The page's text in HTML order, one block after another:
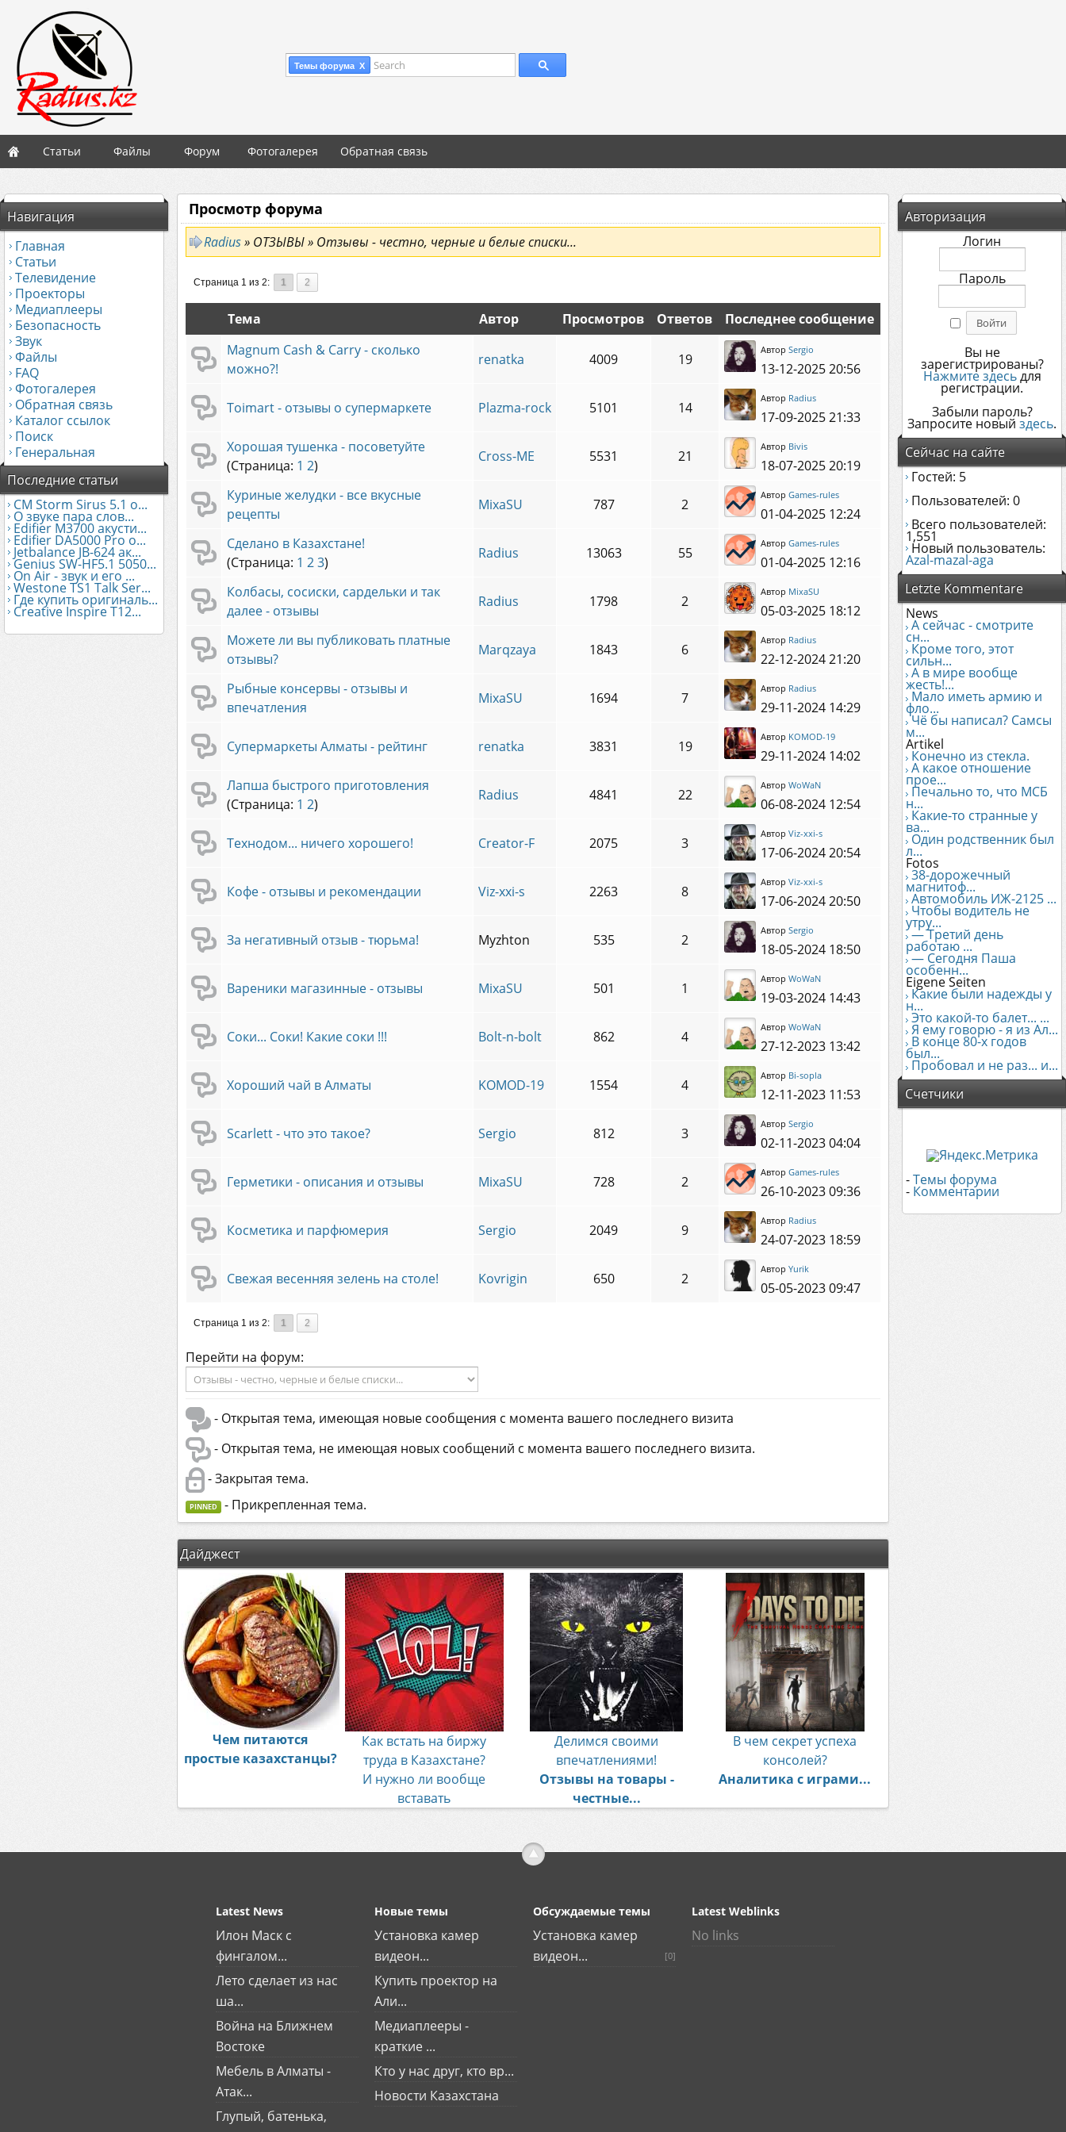
Темы форума X Search
Статьи Файлы Форум Фотогалерея Обратная связь
Навигация
Главная
Статьи
Телевидение
Проекторы
Медиаплееры
Безопасность
Звук
Файлы
FAQ
Фотогалерея
Обратная связь
Каталог ссылок
Поиск
Генеральная
Последние статьи
CM Storm Sirus 5.1 о...
О звуке пара слов...
Edifier М3700 акусти...
Edifier DA5000 Pro о...
Jetbalance JB-624 ак...
Genius SW-HF5.1 5050...
On Air - звук и его ...
Westone TS1 Talk Ser...
Где купить оригиналь...
Creative Inspire T12...
Авторизация
Логин
Пароль
Вы не
зарегистрированы?
Нажмите здесьдля
регистрации.
Забыли пароль?
Запросите новый здесь.
Сейчас на сайте
Гостей: 5
Пользователей: 0
Всего пользователей:
1,551
Новый пользователь:
Azal-mazal-aga
Letzte Kommentare
News
А сейчас - смотрите
сн...
Кроме того, этот
сильн...
А в мире вообще
жесть!...
Мало иметь армию и
фло...
Чё бы написал? Самсы
м...
Artikel
Конечно из стекла.
А какое отношение
прое...
Печально то, что МСБ
н...
Какие-то странные у
ва...
Один родственник был
л...
Fotos
38-дорожечный
магнитоф...
Автомобиль ИЖ-2125 ...
Чтобы водитель не
утру...
— Третий день
работаю ...
— Сегодня Паша
особенн...
Eigene Seiten
Какие были надежды у
н...
Это какой-то балет... ...
Я ему говорю - я из Ал...
В конце 80-х годов
был...
Пробовал и не раз... и...
Счетчики
-Темы форума
- Комментарии
Просмотр форума
Radius» ОТЗЫВЫ » Отзывы - честно, черные и белые списки...
Страница 1 из 2: 1 2
Тема Автор Просмотров Ответов
Последнее сообщение
Magnum Cash & Carry - сколько
можно?!
renatka 4009 19
Автор Sergio
13-12-2025 20:56
Toimart - отзывы о супермаркете Plazma-rock 5101 14
Автор Radius
17-09-2025 21:33
Хорошая тушенка - посоветуйте
(Страница: 1 2)
Cross-ME 5531 21
Автор Bivis
18-07-2025 20:19
Куриные желудки - все вкусные
рецепты
MixaSU 787 2
Автор Games-rules
01-04-2025 12:24
Сделано в Казахстане!
(Страница: 1 23)
Radius 13063 55
Автор Games-rules
01-04-2025 12:16
Колбасы, сосиски, сардельки и так
далее - отзывы
Radius 1798 2
Автор MixaSU
05-03-2025 18:12
Можете ли вы публиковать платные
отзывы?
Marqzaya 1843 6
Автор Radius
22-12-2024 21:20
Рыбные консервы - отзывы и
впечатления
MixaSU 1694 7
Автор Radius
29-11-2024 14:29
Супермаркеты Алматы - рейтинг renatka 3831 19
Автор KOMOD-19
29-11-2024 14:02
Лапша быстрого приготовления
(Страница: 1 2)
Radius 4841 22
Автор WoWaN
06-08-2024 12:54
Технодом... ничего хорошего! Creator-F 2075 3
Автор Viz-xxi-s
17-06-2024 20:54
Кофе - отзывы и рекомендации Viz-xxi-s 2263 8
Автор Viz-xxi-s
17-06-2024 20:50
За негативный отзыв - тюрьма! Myzhton 535 2
Автор Sergio
18-05-2024 18:50
Вареники магазинные - отзывы MixaSU 501 1
Автор WoWaN
19-03-2024 14:43
Соки... Соки! Какие соки !!! Bolt-n-bolt 862 4
Автор WoWaN
27-12-2023 13:42
Хороший чай в Алматы KOMOD-19 1554 4
Автор Bi-sopla
12-11-2023 11:53
Scarlett - что это такое? Sergio 812 3
Автор Sergio
02-11-2023 04:04
Герметики - описания и отзывы MixaSU 728 2
Автор Games-rules
26-10-2023 09:36
Косметика и парфюмерия Sergio 2049 9
Автор Radius
24-07-2023 18:59
Свежая весенняя зелень на столе! Kovrigin 650 2
Автор Yurik
05-05-2023 09:47
Страница 1 из 2: 1 2
Перейти на форум:
- Открытая тема, имеющая новые сообщения с момента вашего последнего визита
- Открытая тема, не имеющая новых сообщений с момента вашего последнего визита.
- Закрытая тема.
PINNED - Прикрепленная тема.
Дайджест
Чем питаются
простые казахстанцы?
Как встать на биржу
труда в Казахстане?
И нужно ли вообще
вставать
Делимся своими
впечатлениями!
Отзывы на товары -
честные...
В чем секрет успеха
консолей?
Аналитика с играми...
Latest News
Илон Маск с
фингалом...
Лето сделает из нас
ша...
Война на Ближнем
Востоке
Мебель в Алматы -
Атак...
Глупый, батенька,
Новые темы
Установка камер
видеон...
Купить проектор на
Али...
Медиаплееры -
краткие ...
Кто у нас друг, кто вр...
Новости Казахстана
Обсуждаемые темы
Установка камер
видеон...
[0]
Latest Weblinks
No links